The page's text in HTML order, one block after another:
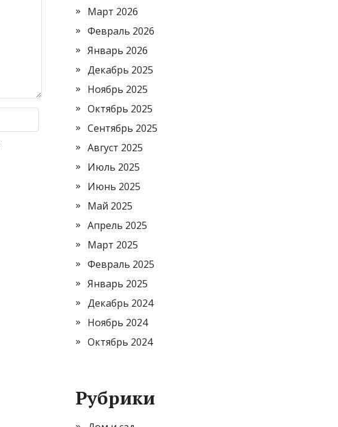
Март 2026
Февраль 2026
Январь 2026
Декабрь 2025
Ноябрь 2025
Октябрь 2025
Сентябрь 2025
Август 2025
Июль 2025
Июнь 2025
Май 2025
Апрель 2025
Март 2025
Февраль 2025
Январь 2025
Декабрь 2024
Ноябрь 2024
Октябрь 2024
Рубрики